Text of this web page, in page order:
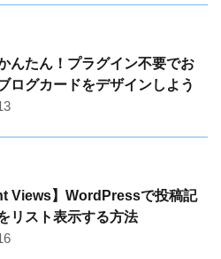
んたん！プラグイン不要でお
ログカードをデザインしよう
Views】WordPressで投稿記
リスト表示する方法